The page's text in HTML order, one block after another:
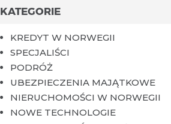
KATEGORIE
KREDYT W NORWEGII
SPECJALIŚCI
PODRÓŻ
UBEZPIECZENIA MAJĄTKOWE
NIERUCHOMOŚCI W NORWEGII
NOWE TECHNOLOGIE